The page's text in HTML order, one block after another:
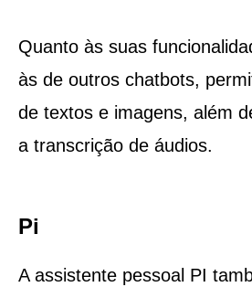
Quanto às suas
às de outros chatbots,
de textos e imagens, além
a transcrição de áudios.
Pi
A assistente pessoal PI